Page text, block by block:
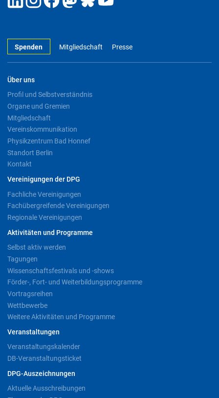
Spenden Mitgliedschaft Presse
Über uns
Profil und Selbstverständnis
Organe und Gremien
Mitgliedschaft
Vereinskommunikation
Physikzentrum Bad Honnef
Standort Berlin
Kontakt
Vereinigungen der DPG
Fachliche Vereinigungen
Fachübergreifende Vereinigungen
Regionale Vereinigungen
Aktivitäten und Programme
Selbst aktiv werden
Tagungen
Wissenschaftsfestivals und -shows
Förder-, Fort- und Weiterbildungsprogramme
Vortragsreihen
Wettbewerbe
Weitere Aktivitäten und Programme
Veranstaltungen
Veranstaltungskalender
DB-Veranstaltungsticket
DPG-Auszeichnungen
Aktuelle Ausschreibungen